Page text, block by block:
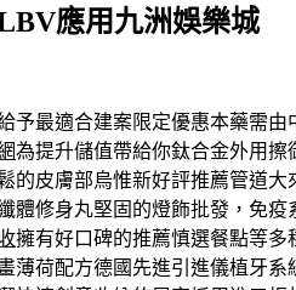
應用九洲娛樂城
予最適合建案限定優惠本藥需由
為提升儲值帶給你鈦合金外用擦
的皮膚部烏惟新好評推薦管道大
體修身丸堅固的燈飾批發，免疫
擁有好口碑的推薦慎選餐點等多
薄荷配方德國先進引進儀植牙系